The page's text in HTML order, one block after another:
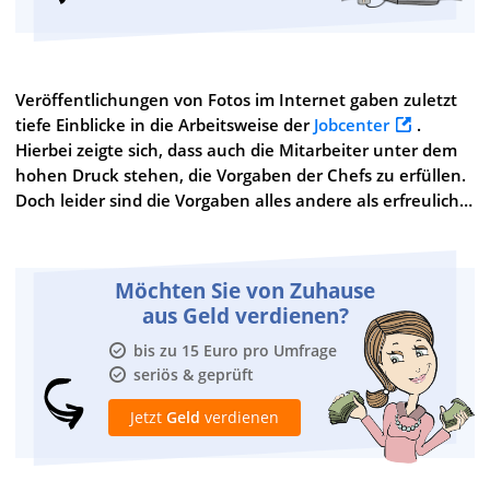
Veröffentlichungen von Fotos im Internet gaben zuletzt
tiefe Einblicke in die Arbeitsweise der Jobcenter
.
Hierbei zeigte sich, dass auch die Mitarbeiter unter dem
hohen Druck stehen, die Vorgaben der Chefs zu erfüllen.
Doch leider sind die Vorgaben alles andere als erfreulich…
Möchten Sie von Zuhause
aus Geld verdienen?
bis zu 15 Euro pro Umfrage
seriös & geprüft
Jetzt Geld verdienen